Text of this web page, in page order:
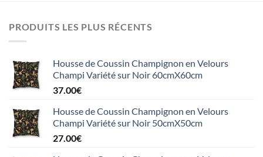
PRODUITS LES PLUS RÉCENTS
Housse de Coussin Champignon en Velours
Champi Variété sur Noir 60cmX60cm
37.00€
Housse de Coussin Champignon en Velours
Champi Variété sur Noir 50cmX50cm
27.00€